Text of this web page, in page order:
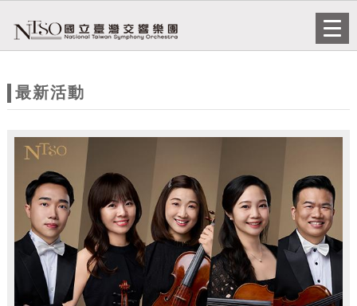
站
題
最新活動